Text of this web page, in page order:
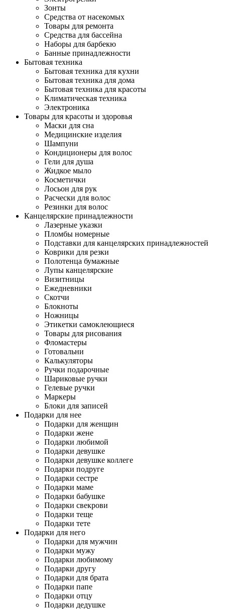
Зонты
Средства от насекомых
Товары для ремонта
Средства для бассейна
Наборы для барбекю
Банные принадлежности
Бытовая техника
Бытовая техника для кухни
Бытовая техника для дома
Бытовая техника для красоты
Климатическая техника
Электроника
Товары для красоты и здоровья
Маски для сна
Медицинские изделия
Шампуни
Кондиционеры для волос
Гели для душа
Жидкое мыло
Косметички
Лосьон для рук
Расчески для волос
Резинки для волос
Канцелярские принадлежности
Лазерные указки
Пломбы номерные
Подставки для канцелярских принадлежностей
Коврики для резки
Полотенца бумажные
Лупы канцелярские
Визитницы
Ежедневники
Скотчи
Блокноты
Ножницы
Этикетки самоклеющиеся
Товары для рисования
Фломастеры
Готовальни
Калькуляторы
Ручки подарочные
Шариковые ручки
Гелевые ручки
Маркеры
Блоки для записей
Подарки для нее
Подарки для женщин
Подарки жене
Подарки любимой
Подарки девушке
Подарки девушке коллеге
Подарки подруге
Подарки сестре
Подарки маме
Подарки бабушке
Подарки свекрови
Подарки теще
Подарки тете
Подарки для него
Подарки для мужчин
Подарки мужу
Подарки любимому
Подарки другу
Подарки для брата
Подарки папе
Подарки отцу
Подарки дедушке